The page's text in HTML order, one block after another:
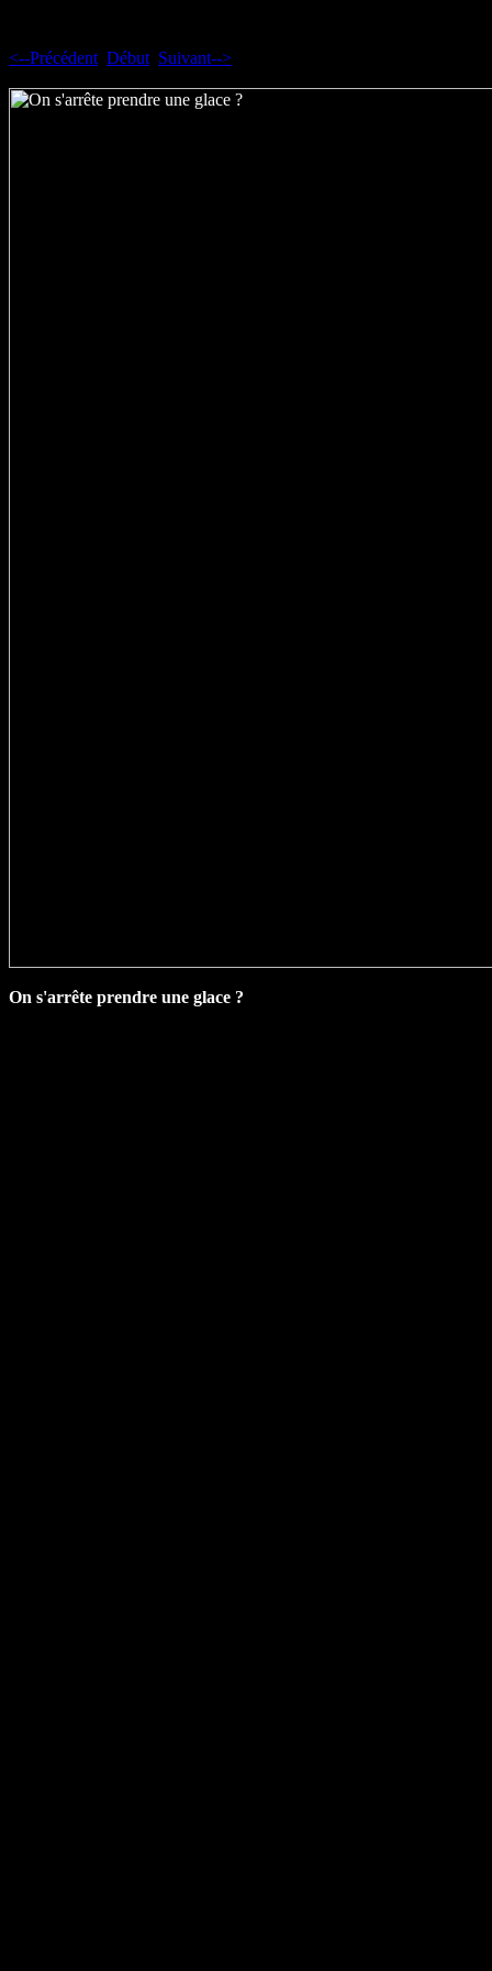
<--Précédent Début Suivant-->
On s'arrête prendre une glace ?